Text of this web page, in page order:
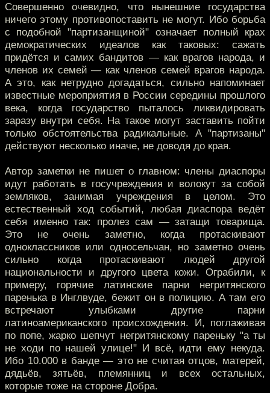
Совершенно очевидно, что нынешние государства
ничего этому противопоставить не могут. Ибо борьба
с подобной "партизанщиной" означает полный крах
демократических идеалов как таковых: сажать
придётся и самих бандитов — как врагов народа, и
членов их семей — как членов семей врагов народа.
А это, как нетрудно догадаться, сильно напоминает
известные мероприятия в России середины прошлого
века, когда государство пыталось ликвидировать
заразу внутри себя. На такое могут заставить пойти
только обстоятельства радикальные. А "партизаны"
действуют несколько иначе, не доводя до края.
Автор заметки не пишет о главном: члены диаспоры
идут работать в госучреждения и волокут за собой
земляков, занимая учреждения в целом. Это
естественный ход событий, любая диаспора ведёт
себя именно так: пролез сам — затащи товарища.
Это не очень заметно, когда протаскивают
одноклассников или односельчан, но заметно очень
сильно когда протаскивают людей другой
национальности и другого цвета кожи. Ограбили, к
примеру, горячие латинские парни негритянского
паренька в Инглвуде, бежит он в полицию. А там его
встречают улыбками другие парни
латиноамериканского происхождения. И, поглаживая
по попе, жарко шепчут негритянскому пареньку "а ты
не ходи по нашей улице!" И всё, идти ему некуда.
Ибо 10.000 в банде — это не считая отцов, матерей,
дядьёв, зятьёв, племянниц и всех остальных,
которые тоже на стороне Добра.